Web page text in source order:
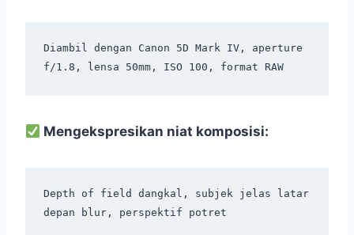
Diambil dengan Canon 5D Mark IV, aperture
f/1.8, lensa 50mm, ISO 100, format RAW
Mengekspresikan niat komposisi:
Depth of field dangkal, subjek jelas latar